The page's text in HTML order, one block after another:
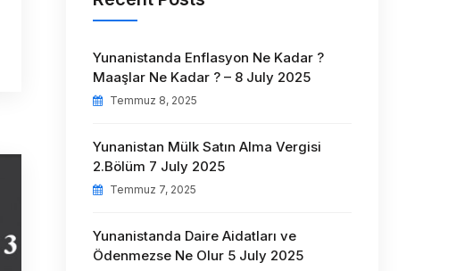
Yunanistanda Enflasyon Ne Kadar ?
Maaşlar Ne Kadar ? – 8 July 2025
Temmuz 8, 2025
Yunanistan Mülk Satın Alma Vergisi
2.Bölüm 7 July 2025
Temmuz 7, 2025
Yunanistanda Daire Aidatları ve
Ödenmezse Ne Olur 5 July 2025